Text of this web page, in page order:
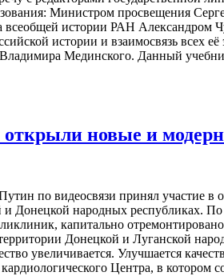
Министром просвещения
истории РАН
истории и взаимосвязь
Мединского. Данный
новые и
по видеосвязи принял участие
Донецкой народных республиках.
капитально
Донецкой и Луганской
увеличивается. Улучшается
Центра, в котором